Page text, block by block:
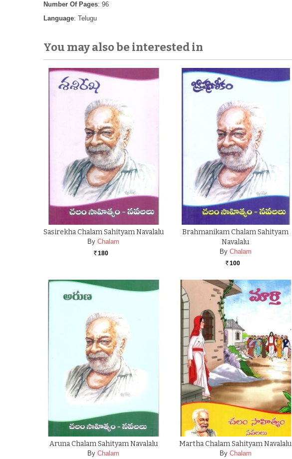
Number Of Pages: 96
Language: Telugu
You may also be interested in
Sasirekha Chalam Sahityam Navalalu
By Chalam
Rs. 180
Brahmanikam Chalam Sahityam
Navalalu
By Chalam
Rs. 100
Aruna Chalam Sahityam Navalalu
By Chalam
Martha Chalam Sahityam Navalalu
By Chalam